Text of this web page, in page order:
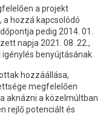
a projekt
a hozzá kapcsolódó
pedig 2014. 01.
napja 2021. 08. 22.,
benyújtásának.
hozzáállása,
megfelelően
aknázni a közelmúltban
rejlő potenciált és